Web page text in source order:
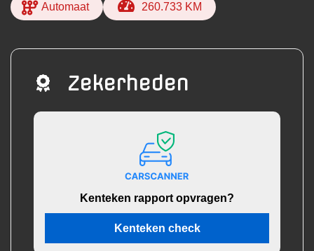
Automaat 260.733 KM
Zekerheden
Kenteken rapport opvragen?
Kenteken check